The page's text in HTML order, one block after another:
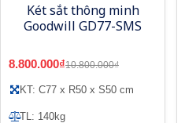
Két sắt thông minh
Goodwill GD77-SMS
8.800.000₫10.800.000₫
KT: C77 x R50 x S50 cm
TL: 140kg